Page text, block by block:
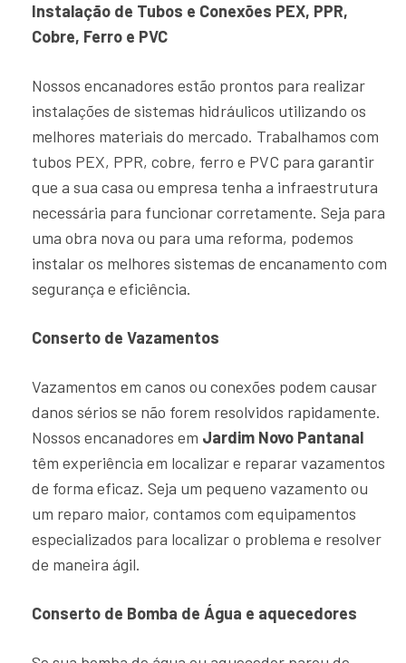
Instalação de Tubos e Conexões PEX, PPR,
Cobre, Ferro e PVC
Nossos encanadores estão prontos para realizar
instalações de sistemas hidráulicos utilizando os
melhores materiais do mercado. Trabalhamos com
tubos PEX, PPR, cobre, ferro e PVC para garantir
que a sua casa ou empresa tenha a infraestrutura
necessária para funcionar corretamente. Seja para
uma obra nova ou para uma reforma, podemos
instalar os melhores sistemas de encanamento com
segurança e eficiência.
Conserto de Vazamentos
Vazamentos em canos ou conexões podem causar
danos sérios se não forem resolvidos rapidamente.
Nossos encanadores em Jardim Novo Pantanal
têm experiência em localizar e reparar vazamentos
de forma eficaz. Seja um pequeno vazamento ou
um reparo maior, contamos com equipamentos
especializados para localizar o problema e resolver
de maneira ágil.
Conserto de Bomba de Água e aquecedores